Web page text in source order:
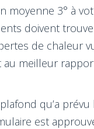
moyenne 3° à
doivent
de chaleur
au meilleur
qu’a
est